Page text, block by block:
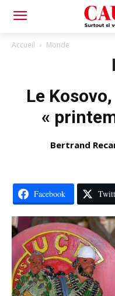
Accueil Monde
Le
«
Bertrand
Facebook